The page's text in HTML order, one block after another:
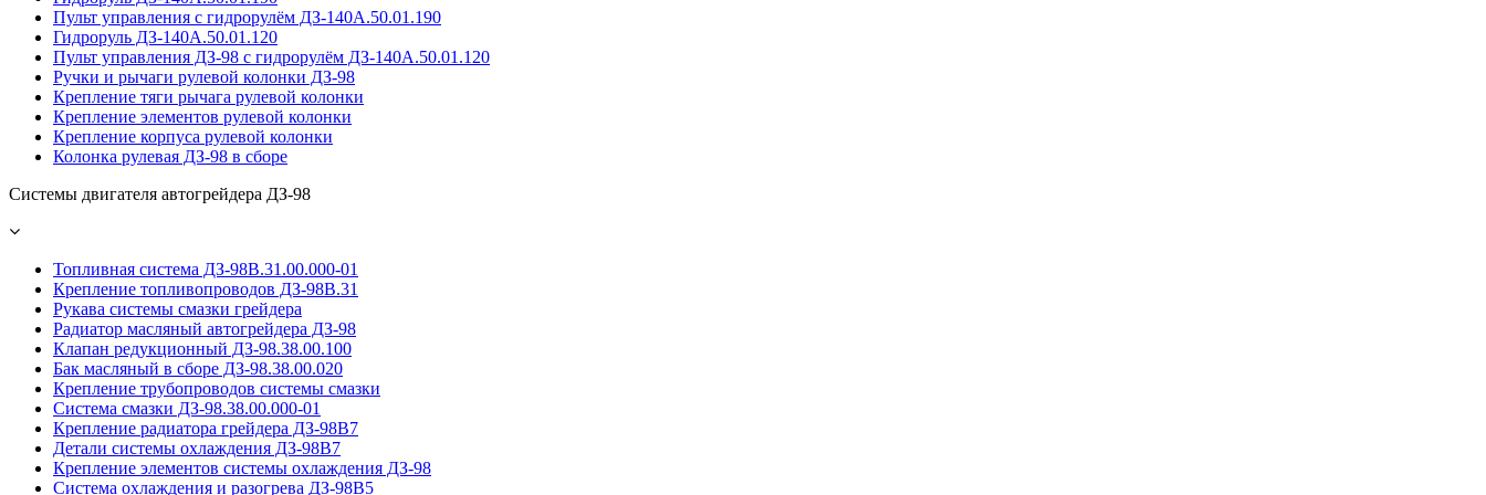
Пульт управления с гидрорулём ДЗ-140А.50.01.190
Гидроруль ДЗ-140А.50.01.120
Пульт управления ДЗ-98 с гидрорулём ДЗ-140А.50.01.120
Ручки и рычаги рулевой колонки ДЗ-98
Крепление тяги рычага рулевой колонки
Крепление элементов рулевой колонки
Крепление корпуса рулевой колонки
Колонка рулевая ДЗ-98 в сборе
Системы двигателя автогрейдера ДЗ-98
Топливная система ДЗ-98В.31.00.000-01
Крепление топливопроводов ДЗ-98В.31
Рукава системы смазки грейдера
Радиатор масляный автогрейдера ДЗ-98
Клапан редукционный ДЗ-98.38.00.100
Бак масляный в сборе ДЗ-98.38.00.020
Крепление трубопроводов системы смазки
Система смазки ДЗ-98.38.00.000-01
Крепление радиатора грейдера ДЗ-98В7
Детали системы охлаждения ДЗ-98В7
Крепление элементов системы охлаждения ДЗ-98
Система охлаждения и разогрева ДЗ-98В5